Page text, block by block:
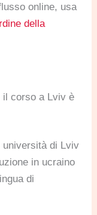
online, usa
della
il corso a Lviv è
università di Lviv
in ucraino
di